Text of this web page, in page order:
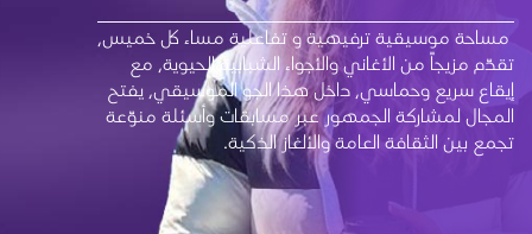
مساحة موسيقية ترفيهية و تفاعلية مساء كل خميس،
تقدّم مزيجاً من الأغاني والأجواء الشبابية الحيوية، مع
إيقاع سريع وحماسي، داخل هذا الجو الموسيقي، يفتح
المجال لمشاركة الجمهور عبر مسابقات وأسئلة منوّعة
تجمع بين الثقافة العامة والألغاز الذكية.